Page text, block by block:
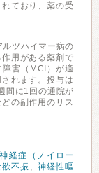
ており、薬の受
ツハイマー病の
用がある薬剤で
害（MCI）が適
れます。投与は
間に1回の通院が
の副作用のリス
神経症（ノイロー
不振 、神経性嘔